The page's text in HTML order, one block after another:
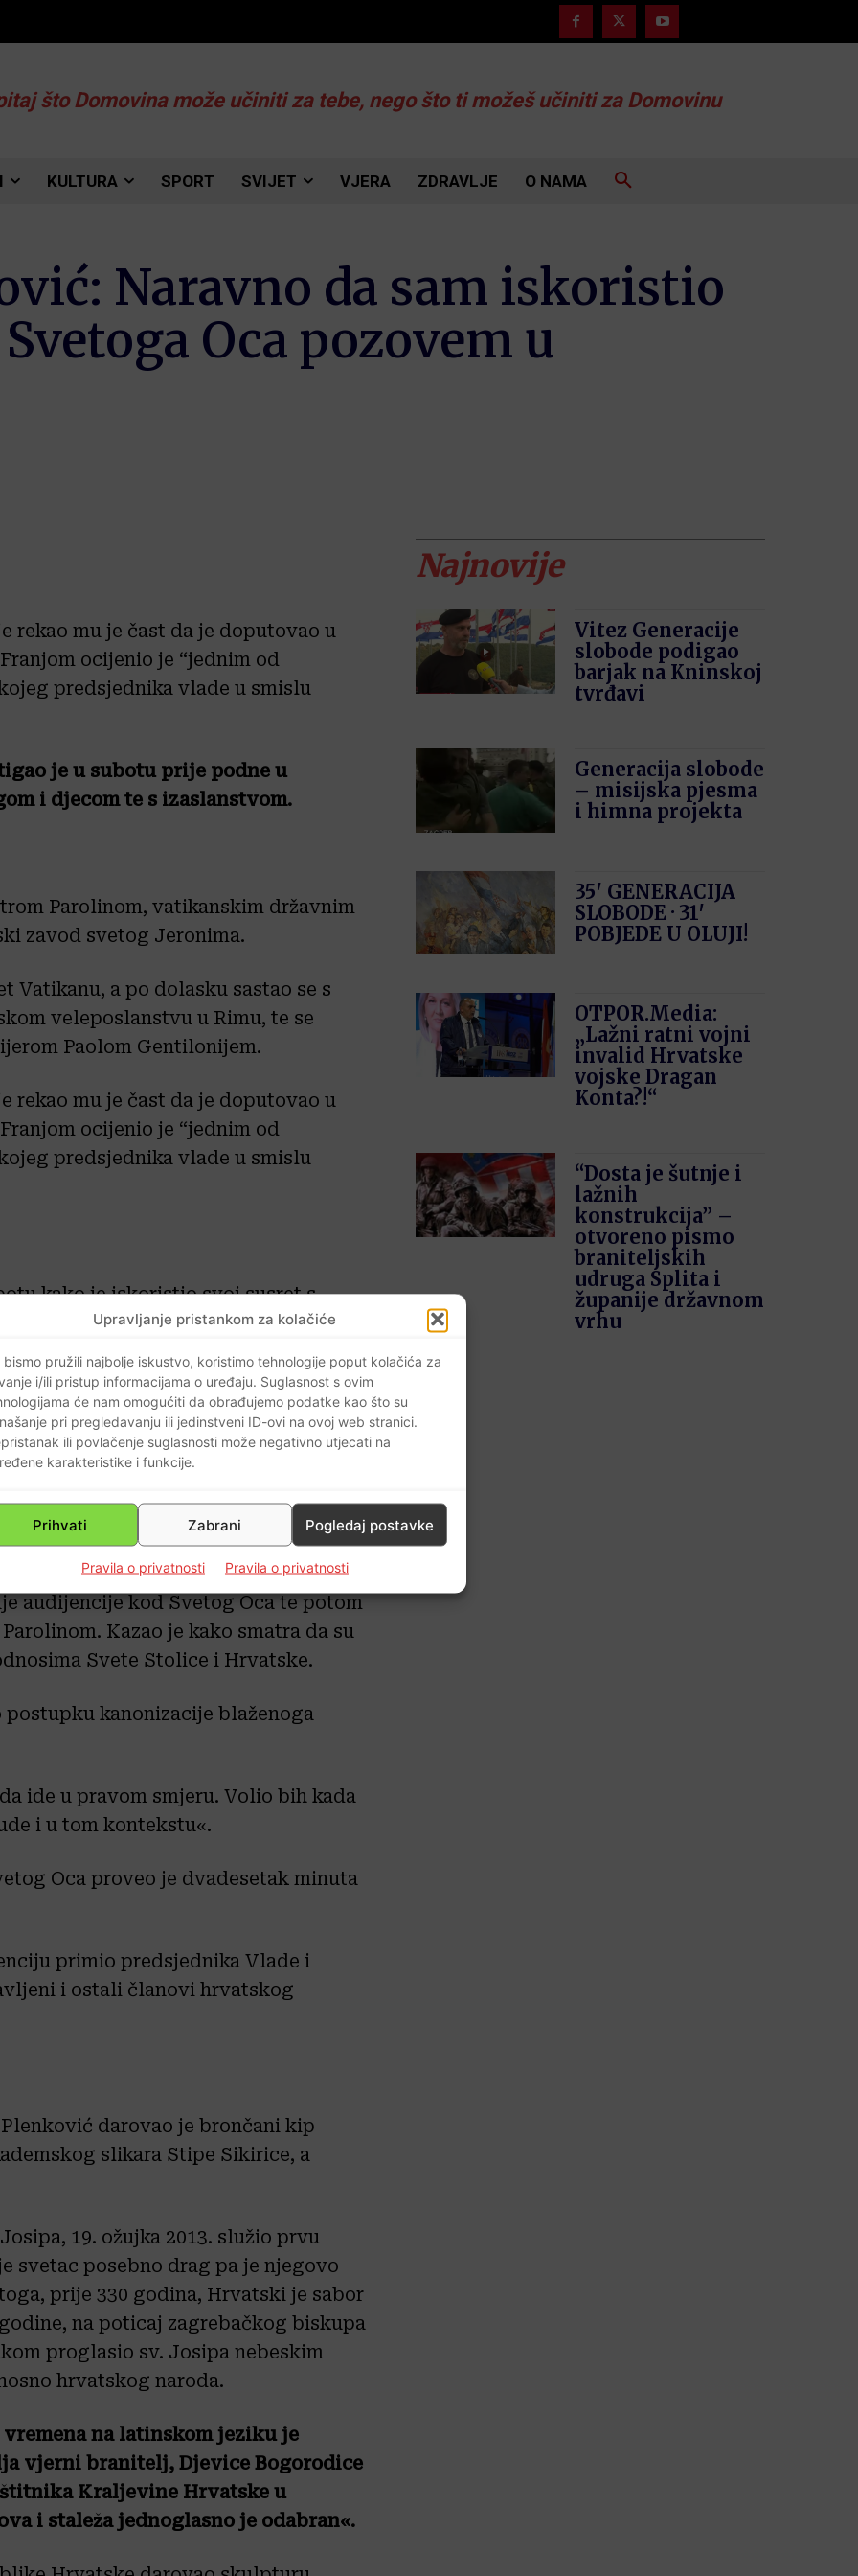
Upravljanje pristankom za kolačiće
bismo pružili najbolje iskustvo, koristimo tehnologije poput kolačića za
i/ili pristup informacijama o uređaju. Suglasnost s ovim
će nam omogućiti da obrađujemo podatke kao što su
pri pregledavanju ili jedinstveni ID-ovi na ovoj web stranici.
ili povlačenje suglasnosti može negativno utjecati na
karakteristike i funkcije.
Prihvati Zabrani Pogledaj postavke
Pravila o privatnosti Pravila o privatnosti
što Domovina može učiniti za tebe, nego što ti možeš učiniti za Domovinu
KULTURA SPORT SVIJET VJERA ZDRAVLJE O NAMA
Naravno da sam iskoristio
Oca pozovem u
rekao mu je čast da je doputovao u
ocijenio je “jednim od
predsjednika vlade u smislu
je u subotu prije podne u
i djecom te s izaslanstvom.
Parolinom, vatikanskim državnim
zavod svetog Jeronima.
Vatikanu, a po dolasku sastao se s
veleposlanstvu u Rimu, te se
Paolom Gentilonijem.
rekao mu je čast da je doputovao u
ocijenio je “jednim od
predsjednika vlade u smislu
kako je iskoristio svoj susret s
jer bi to puno značilo
dojam da će tog posjeta biti te da
kardinala Alojzija Stepinca.
da Svetoga Oca pozovem u
narodu, svima koji ga cijene, koji
se to dogoditi, na njemu je da
za takav posjet«, rekao je
u Vatikanu.
audijencije kod Svetog Oca te potom
Kazao je kako smatra da su
Svete Stolice i Hrvatske.
kanonizacije blaženoga
ide u pravom smjeru. Volio bih kada
i u tom kontekstu«.
Oca proveo je dvadesetak minuta
primio predsjednika Vlade i
i ostali članovi hrvatskog
darovao je brončani kip
slikara Stipe Sikirice, a
19. ožujka 2013. služio prvu
svetac posebno drag pa je njegovo
prije 330 godina, Hrvatski je sabor
na poticaj zagrebačkog biskupa
proglasio sv. Josipa nebeskim
hrvatskog naroda.
na latinskom jeziku je
vjerni branitelj, Djevice Bogorodice
Kraljevine Hrvatske u
i staleža jednoglasno je odabran«.
Najnovije
Vitez Generacije
slobode podigao
barjak na Kninskoj
tvrđavi
Generacija slobode
– misijska pjesma
i himna projekta
35′ GENERACIJA
SLOBODE · 31′
POBJEDE U OLUJI!
OTPOR.Media:
„Lažni ratni vojni
invalid Hrvatske
vojske Dragan
Konta?!“
“Dosta je šutnje i
lažnih
konstrukcija” –
otvoreno pismo
braniteljskih
udruga Splita i
županije državnom
vrhu